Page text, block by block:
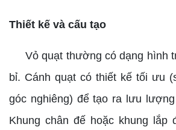
Thiết kế và cấu tạo
Vỏ quạt thường có dạng hình
bỉ. Cánh quạt có thiết kế tối ưu
góc nghiêng) để tạo ra lưu
Khung chân đế hoặc khung lắp